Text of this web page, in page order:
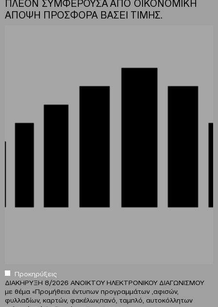
ΠΛΕΟΝ ΣΥΜΦΕΡΟΥΣΑ ΑΠΟ ΟΙΚΟΝΟΜΙΚΗ
ΑΠΟΨΗ ΠΡΟΣΦΟΡΑ ΒΑΣΕΙ ΤΙΜΗΣ.
Προκηρύξεις
ΔΙΑΚΗΡΥΞΗ 8/2026 ΑΝΟΙΚΤΟΥ ΗΛΕΚΤΡΟΝΙΚΟΥ ΔΙΑΓΩΝΙΣΜΟΥ
με θέμα «Προμήθεια έντυπων προγραμμάτων ,αφισών,
φυλλαδίων, καρτών, φακέλων,πανό, ταμπλό, αυτοκόλλητων